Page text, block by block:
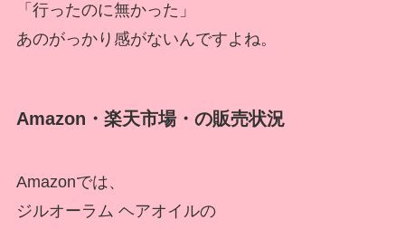
「行ったのに無かった」
あのがっかり感がないんですよね。
Amazon・楽天市場・の販売状況
Amazonでは、
ジルオーラム ヘアオイルの